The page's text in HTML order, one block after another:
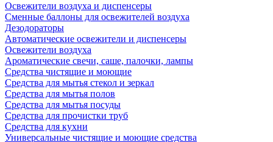
Освежители воздуха и диспенсеры
Сменные баллоны для освежителей воздуха
Дезодораторы
Автоматические освежители и диспенсеры
Освежители воздуха
Ароматические свечи, саше, палочки, лампы
Средства чистящие и моющие
Средства для мытья стекол и зеркал
Средства для мытья полов
Средства для мытья посуды
Средства для прочистки труб
Средства для кухни
Универсальные чистящие и моющие средства